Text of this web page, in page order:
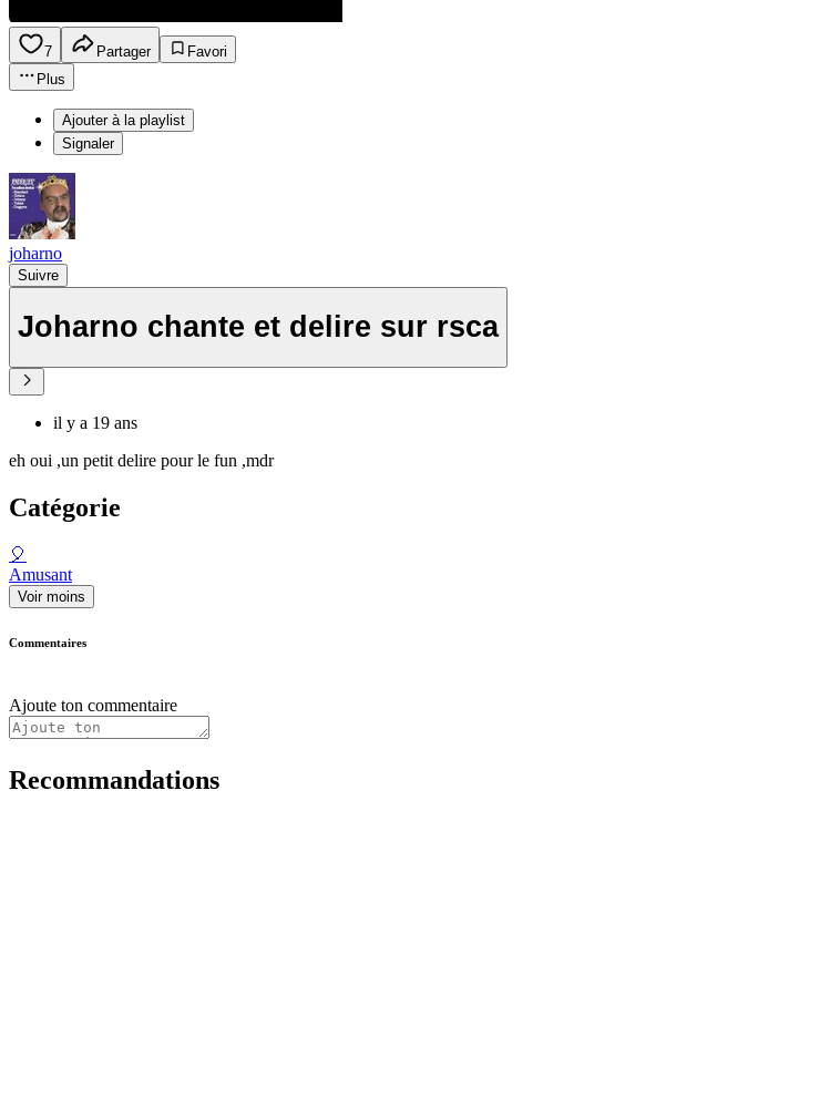
7 Partager
Favori
Plus
Ajouter à la playlist
Signaler
joharno
Suivre
Joharno chante et delire sur rsca
il y a 19 ans
eh oui ,un petit delire pour le fun ,mdr
Catégorie
🎈
Amusant
Voir moins
Commentaires
Ajoute ton commentaire
Recommandations